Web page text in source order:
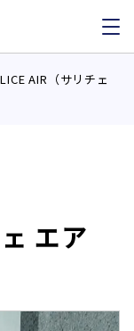
AIR（サリチェ
エア